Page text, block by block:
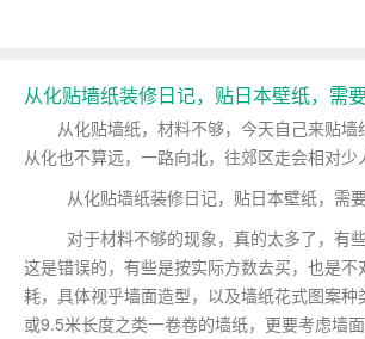
从化贴墙纸装修日记，贴日本壁纸，需
从化贴墙纸，材料不够，今天自己来贴
从化也不算远，一路向北，往郊区走会相对少
从化贴墙纸装修日记，贴日本壁纸， 需
对于材料不够的现象，真的太多了，有
这是错误的，有些是按实际方数去买，也是不
耗，具体视乎墙面造型，以及墙纸花式图案种
或9.5米长度之类一卷卷的墙纸，更要考虑墙